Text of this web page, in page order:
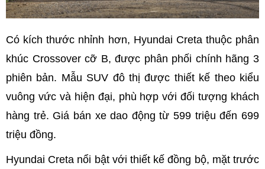
Có kích thước nhỉnh hơn, Hyundai Creta thuộc phân
khúc Crossover cỡ B, được phân phối chính hãng 3
phiên bản. Mẫu SUV đô thị được thiết kế theo kiểu
vuông vức và hiện đại, phù hợp với đối tượng khách
hàng trẻ. Giá bán xe dao động từ 599 triệu đến 699
triệu đồng.
Hyundai Creta nổi bật với thiết kế đồng bộ, mặt trước